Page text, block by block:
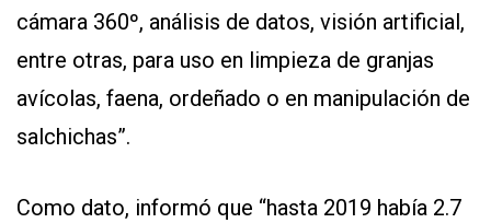
cámara 360º, análisis de datos, visión artificial,
entre otras, para uso en limpieza de granjas
avícolas, faena, ordeñado o en manipulación de
salchichas”.
Como dato, informó que “hasta 2019 había 2.7